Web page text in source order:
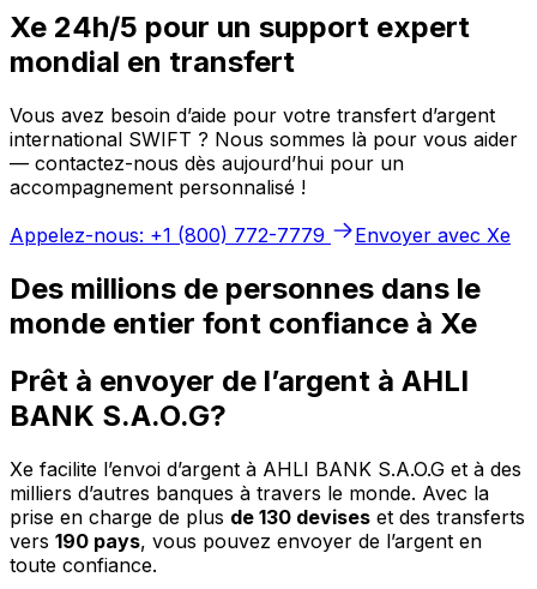
Xe 24h/5 pour un support expert
mondial en transfert
Vous avez besoin d’aide pour votre transfert d’argent
international SWIFT ? Nous sommes là pour vous aider
— contactez-nous dès aujourd’hui pour un
accompagnement personnalisé !
Appelez-nous: +1 (800) 772-7779
Envoyer avec Xe
Des millions de personnes dans le
monde entier font confiance à Xe
Prêt à envoyer de l’argent à AHLI
BANK S.A.O.G?
Xe facilite l’envoi d’argent à AHLI BANK S.A.O.G et à des
milliers d’autres banques à travers le monde. Avec la
prise en charge de plus de 130 devises et des transferts
vers 190 pays, vous pouvez envoyer de l’argent en
toute confiance.